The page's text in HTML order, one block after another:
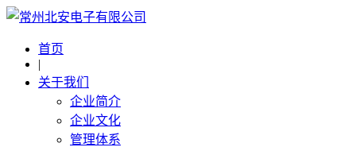
首页
|
关于我们
企业简介
企业文化
管理体系